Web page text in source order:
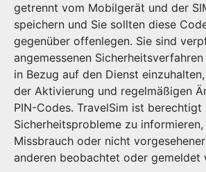
getrennt vom Mobilgerät und der
speichern und Sie sollten diese
gegenüber offenlegen. Sie sind
angemessenen
in Bezug auf den Dienst
der Aktivierung und regelmäßigen
PIN-Codes. TravelSim ist berechtigt
Sicherheitsprobleme zu informieren,
Missbrauch oder nicht
anderen beobachtet oder gemeldet